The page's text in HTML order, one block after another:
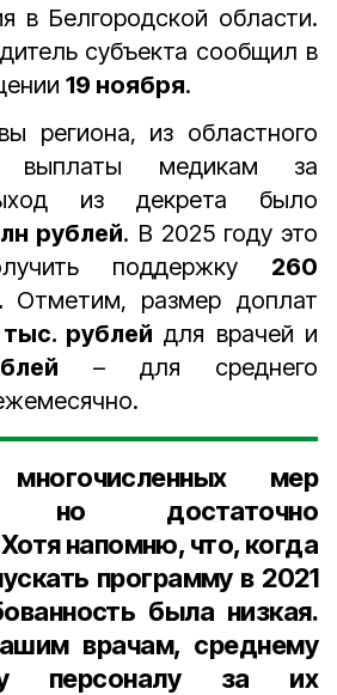
в Белгородской области.
субъекта сообщил в
19 ноября.
региона, из областного
медикам за
из декрета было
рублей. В 2025 году это
поддержку 260
Отметим, размер доплат
рублей для врачей и
– для среднего
мер
но достаточно
напомню, что, когда
программу в 2021
была низкая.
врачам, среднему
персоналу за их